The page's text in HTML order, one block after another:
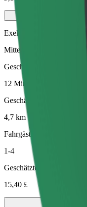
Exekutive
Mittelgroße Premium-
Geschätzte Fahrtzeit
12 Min.
Geschätzte Entfernung
4,7 km
Fahrgäste
1-4
Geschätzter Preis
15,40 £